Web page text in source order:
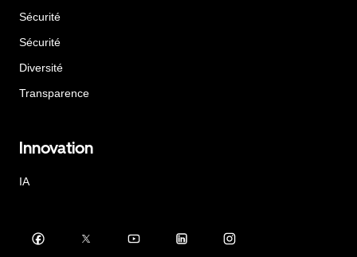
Sécurité
Sécurité
Diversité
Transparence
Innovation
IA